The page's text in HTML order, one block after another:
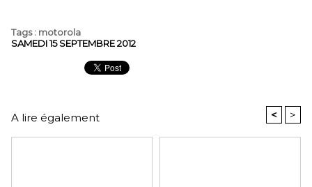
Tags: motorola
SAMEDI 15 SEPTEMBRE 2012
A lire également < >